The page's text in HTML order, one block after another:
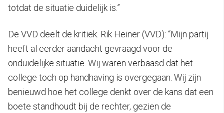
totdat de situatie duidelijk is.”
De VVD deelt de kritiek. Rik Heiner (VVD): “Mijn partij
heeft al eerder aandacht gevraagd voor de
onduidelijke situatie. Wij waren verbaasd dat het
college toch op handhaving is overgegaan. Wij zijn
benieuwd hoe het college denkt over de kans dat een
boete standhoudt bij de rechter, gezien de